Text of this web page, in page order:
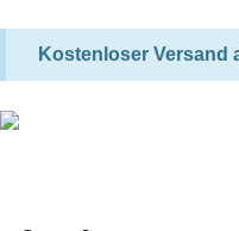
Kostenloser Versand